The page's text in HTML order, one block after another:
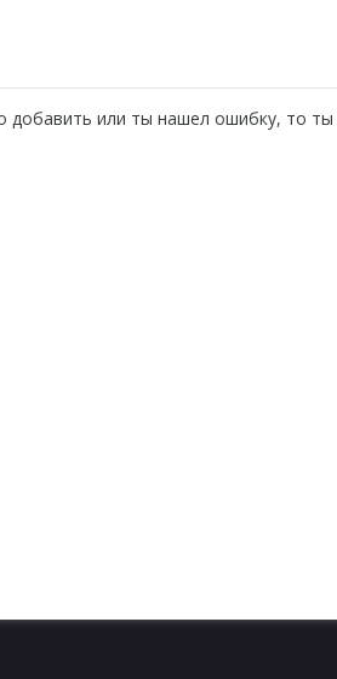
добавить или ты нашел ошибку, то